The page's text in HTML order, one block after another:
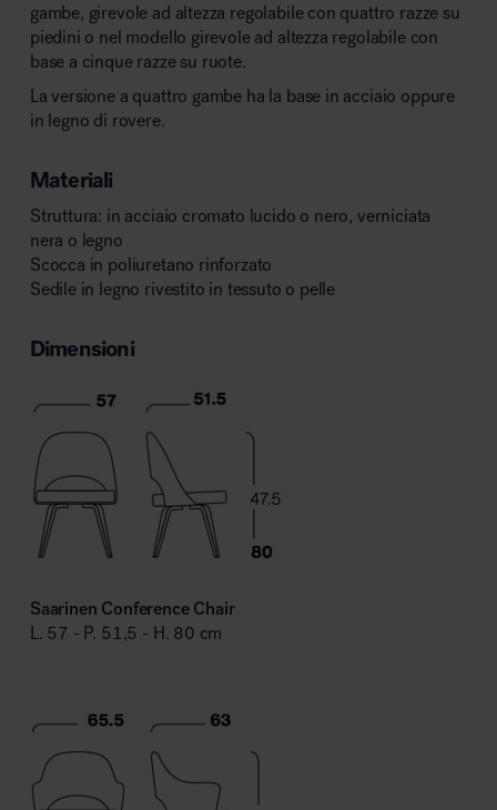
gambe, girevole ad altezza regolabile con quattro razze su
piedini o nel modello girevole ad altezza regolabile con
base a cinque razze su ruote.
La versione a quattro gambe ha la base in acciaio oppure
in legno di rovere.
Materiali
Struttura: in acciaio cromato lucido o nero, verniciata
nera o legno
Scocca in poliuretano rinforzato
Sedile in legno rivestito in tessuto o pelle
Dimensioni
Saarinen Conference Chair
L. 57 - P. 51,5 - H. 80 cm